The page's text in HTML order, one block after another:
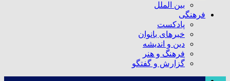
بین الملل
فرهنگی
پادکست
خبرهای بانوان
دین و اندیشه
فرهنگ و هنر
گزارش و گفتگو